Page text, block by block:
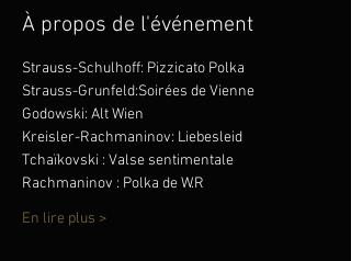
À propos de l'événement
Strauss-Schulhoff: Pizzicato Polka
Strauss-Grunfeld:Soirées de Vienne
Godowski: Alt Wien
Kreisler-Rachmaninov: Liebesleid
Tchaïkovski : Valse sentimentale
Rachmaninov : Polka de W.R
En lire plus >